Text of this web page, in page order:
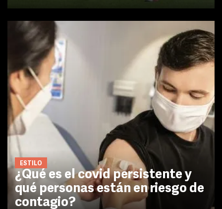
ESTILO
¿Qué es el covid persistente y
qué personas están en riesgo de
contagio?